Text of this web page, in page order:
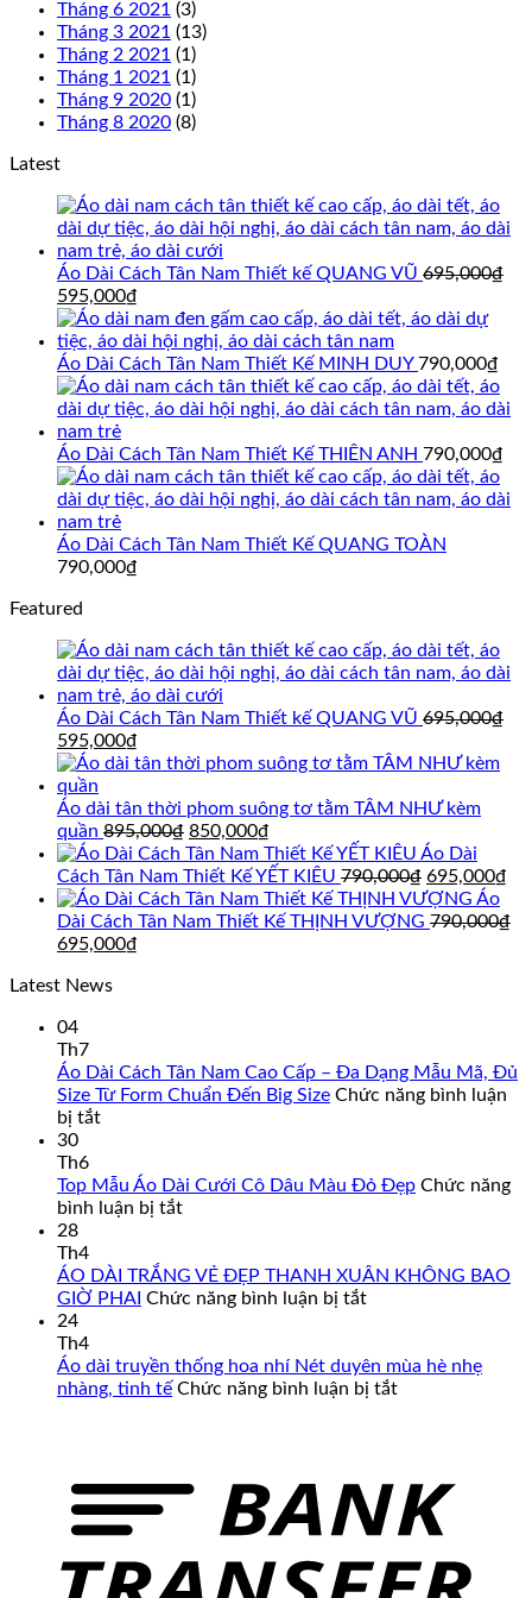
Tháng 6 2021 (3)
Tháng 3 2021 (13)
Tháng 2 2021 (1)
Tháng 1 2021 (1)
Tháng 9 2020 (1)
Tháng 8 2020 (8)
Latest
Áo Dài Cách Tân Nam Thiết kế QUANG VŨ 695,000₫
Giá
gốc
là:
695,000₫.
595,000₫
hiện
tại
là:
595,000₫.
Áo Dài Cách Tân Nam Thiết Kế MINH DUY 790,000₫
Áo Dài Cách Tân Nam Thiết Kế THIÊN ANH 790,000₫
Áo Dài Cách Tân Nam Thiết Kế QUANG TOÀN
790,000₫
Featured
Áo Dài Cách Tân Nam Thiết kế QUANG VŨ 695,000₫
Giá
gốc
là:
695,000₫.
595,000₫
hiện
là:
595,000₫.
Áo dài tân thời phom suông tơ tằm TÂM NHƯ kèm
quần 895,000₫ Giá
gốc
là:
895,000₫.
850,000₫
hiện
tại
là:
850,000₫.
Áo Dài
Cách Tân Nam Thiết Kế YẾT KIÊU 790,000₫ Giá
gốc
là:
695,000₫
tại
Áo
Dài Cách Tân Nam Thiết Kế THỊNH VƯỢNG 790,000₫
Giá
là:
695,000₫
Latest News
04
Th7
Áo Dài Cách Tân Nam Cao Cấp – Đa Dạng Mẫu Mã, Đủ
Size Từ Form Chuẩn Đến Big Size Chức năng bình luận
bị tắtở
Cách
Tân
Cấp
–
Mẫu
Mã,
Chuẩn
Đến
Size
30
Th6
Top Mẫu Áo Dài Cưới Cô Dâu Màu Đỏ Đẹp Chức năng
bình luận bị tắtở
Áo
Dài
Dâu
Màu
28
Th4
ÁO DÀI TRẮNG VẺ ĐẸP THANH XUÂN KHÔNG BAO
GIỜ PHAI Chức năng bình luận bị tắtở
TRẮNG
VẺ
BAO
GIỜ
24
Th4
Áo dài truyền thống hoa nhí Nét duyên mùa hè nhẹ
nhàng, tinh tế Chức năng bình luận bị tắtở
hoa
nhí
duyên
mùa